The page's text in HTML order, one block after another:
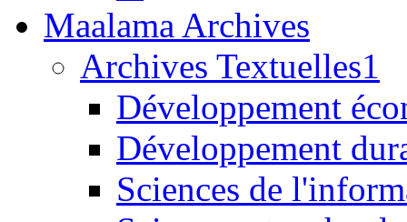
Maalama Archives
Archives Textuelles1
Développement
Développement
Sciences de